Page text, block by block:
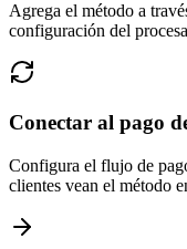
Agrega el método a
configuración del
Conectar al pago
Configura el flujo de
clientes vean el método